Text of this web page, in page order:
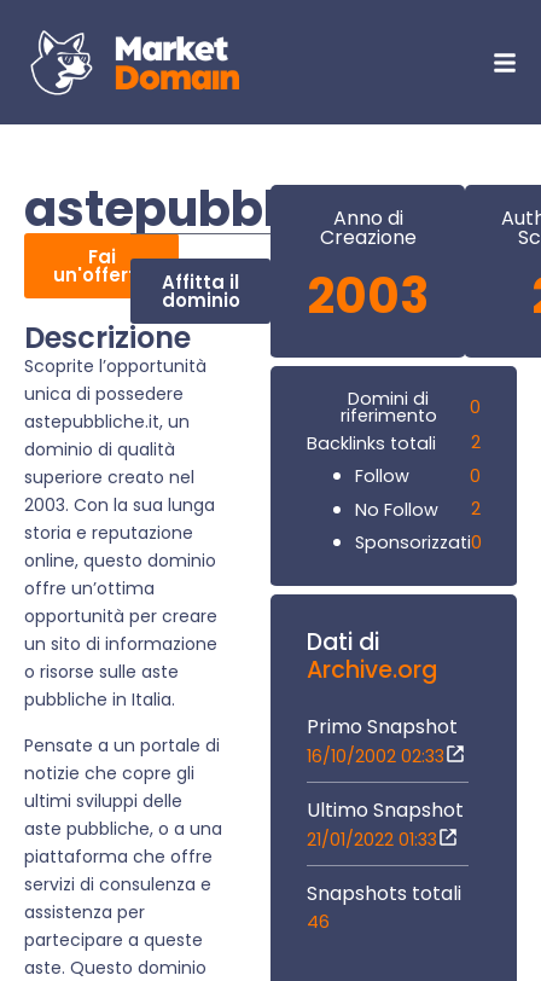
astepubbliche.it
Fai
un'offerta Affitta il
dominio
Descrizione
Scoprite l’opportunità
unica di possedere
astepubbliche.it, un
dominio di qualità
superiore creato nel
2003. Con la sua lunga
storia e reputazione
online, questo dominio
offre un’ottima
opportunità per creare
un sito di informazione
o risorse sulle aste
pubbliche in Italia.
Pensate a un portale di
notizie che copre gli
ultimi sviluppi delle
aste pubbliche, o a una
piattaforma che offre
servizi di consulenza e
assistenza per
partecipare a queste
aste. Questo dominio
Anno di
Creazione
2003
Domini di
riferimento
0
Backlinks totali
2
Follow
0
No Follow
2
Sponsorizzati0
Dati di
Archive.org
Primo Snapshot
16/10/2002 02:33
Ultimo Snapshot
21/01/2022 01:33
Snapshots totali
46